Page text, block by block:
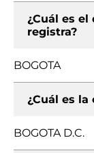
¿Cuál es
registra?
BOGOTA
¿Cuál es
BOGOTA D.C.